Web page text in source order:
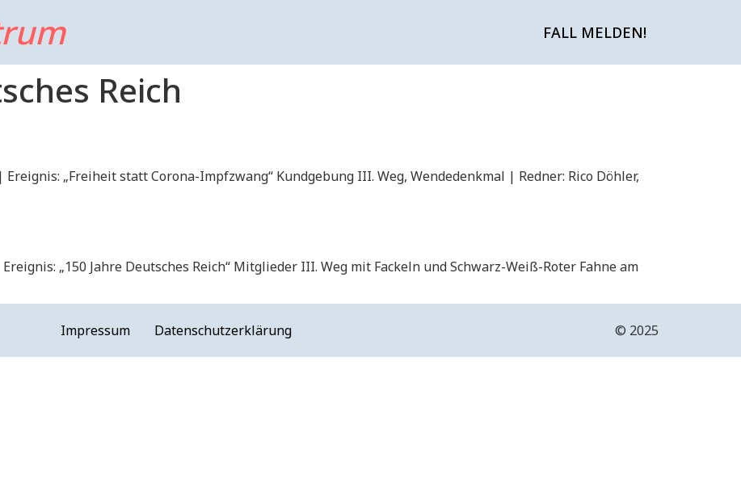
FALL MELDEN!
Reich
„Freiheit statt Corona-Impfzwang“ Kundgebung III. Weg, Wendedenkmal | Redner: Rico Döhler,
„150 Jahre Deutsches Reich“ Mitglieder III. Weg mit Fackeln und Schwarz-Weiß-Roter Fahne am
Impressum Datenschutzerklärung ©️ 2025